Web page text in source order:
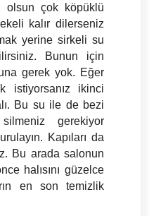
olsun çok köpüklü
kalır dilerseniz
yerine sirkeli su
Bunun için
gerek yok. Eğer
istiyorsanız ikinci
Bu su ile de bezi
gerekiyor
Kapıları da
Bu arada salonun
halısını güzelce
en son temizlik